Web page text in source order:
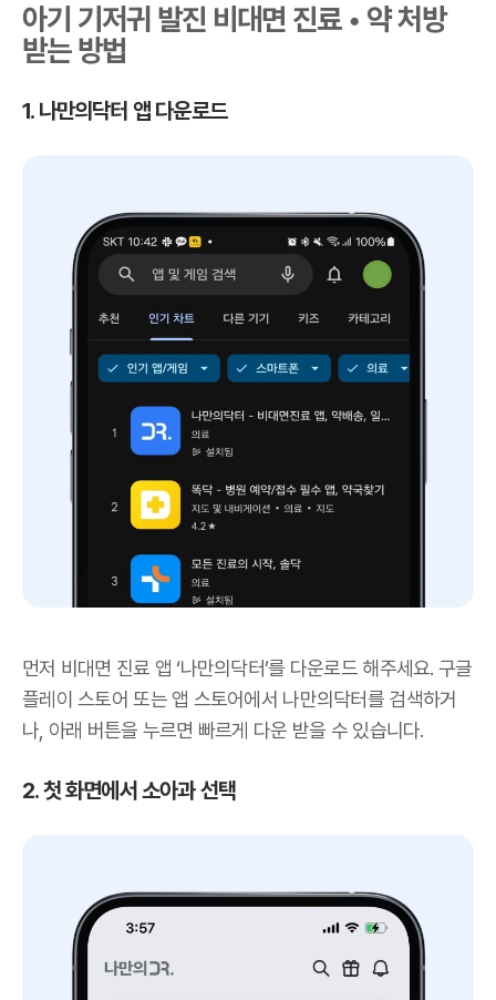
아기 기저귀 발진 비대면 진료 • 약 처방
받는 방법
1. 나만의닥터 앱 다운로드
먼저 비대면 진료 앱 ‘나만의닥터’를 다운로드 해주세요. 구글
플레이 스토어 또는 앱 스토어에서 나만의닥터를 검색하거
나, 아래 버튼을 누르면 빠르게 다운 받을 수 있습니다.
2. 첫 화면에서 소아과 선택